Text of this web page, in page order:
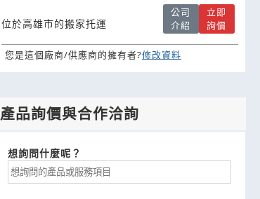
位於高雄市的搬家托運
公司
介紹
立即
詢價
您是這個廠商/供應商的擁有者?修改資料
產品詢價與合作洽詢
想詢問什麼呢？